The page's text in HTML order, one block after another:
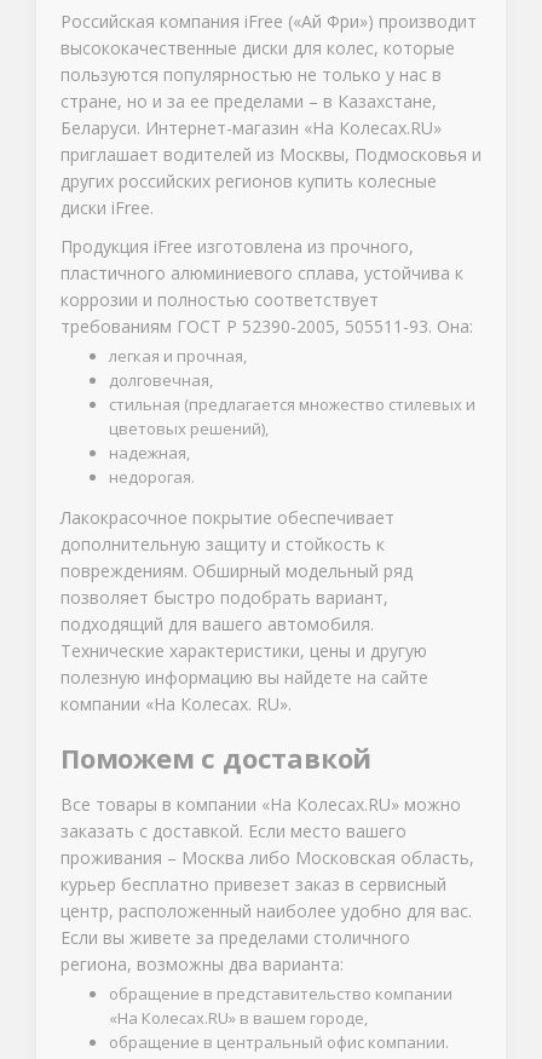
Российская компания iFree («Ай Фри») производит
высококачественные диски для колес, которые
пользуются популярностью не только у нас в
стране, но и за ее пределами – в Казахстане,
Беларуси. Интернет-магазин «На Колесах.RU»
приглашает водителей из Москвы, Подмосковья и
других российских регионов купить колесные
диски iFree.
Продукция iFree изготовлена из прочного,
пластичного алюминиевого сплава, устойчива к
коррозии и полностью соответствует
требованиям ГОСТ Р 52390-2005, 505511-93. Она:
легкая и прочная,
долговечная,
стильная (предлагается множество стилевых и
цветовых решений),
надежная,
недорогая.
Лакокрасочное покрытие обеспечивает
дополнительную защиту и стойкость к
повреждениям. Обширный модельный ряд
позволяет быстро подобрать вариант,
подходящий для вашего автомобиля.
Технические характеристики, цены и другую
полезную информацию вы найдете на сайте
компании «На Колесах. RU».
Поможем с доставкой
Все товары в компании «На Колесах.RU» можно
заказать с доставкой. Если место вашего
проживания – Москва либо Московская область,
курьер бесплатно привезет заказ в сервисный
центр, расположенный наиболее удобно для вас.
Если вы живете за пределами столичного
региона, возможны два варианта:
обращение в представительство компании
«На Колесах.RU» в вашем городе,
обращение в центральный офис компании.